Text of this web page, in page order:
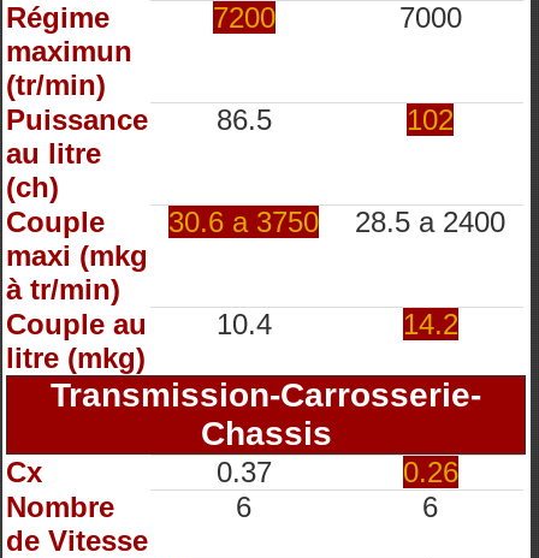
Régime
maximun
(tr/min)
7200 7000
Puissance
au litre
(ch)
86.5 102
Couple
maxi (mkg
à tr/min)
30.6 a 3750 28.5 a 2400
Couple au
litre (mkg)
10.4 14.2
Transmission-Carrosserie-
Chassis
Cx 0.37
0.26
Nombre
de Vitesse
6 6